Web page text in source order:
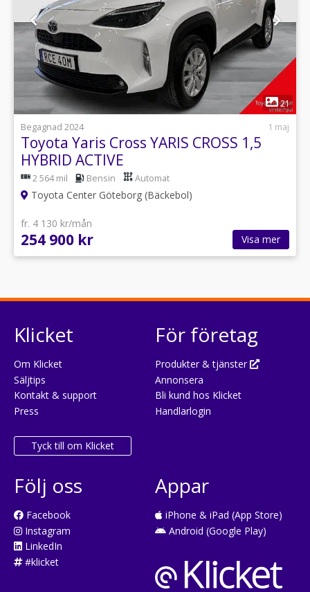
21
Begagnad 2024
1 maj
Toyota Yaris Cross YARIS CROSS 1,5
HYBRID ACTIVE
2 564 mil Bensin Automat
Toyota Center Göteborg (Bäckebol)
fr. 4 130 kr/mån
254 900 kr Visa mer
Klicket
Om Klicket
Säljtips
Kontakt & support
Press
Tyck till om Klicket
För företag
Produkter & tjänster
Annonsera
Bli kund hos Klicket
Handlarlogin
Följ oss
Facebook
Instagram
LinkedIn
#klicket
Appar
iPhone & iPad (App Store)
Android (Google Play)